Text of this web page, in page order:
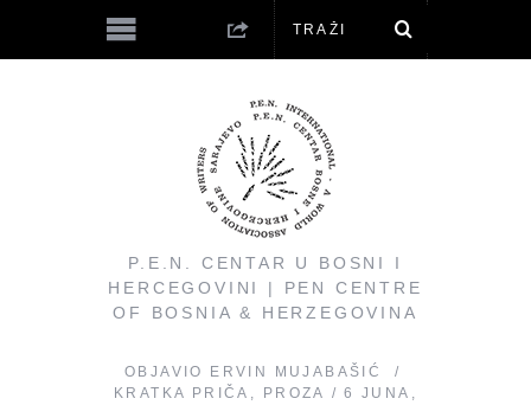
P.E.N. CENTAR U BOSNI I
HERCEGOVINI | PEN CENTRE
OF BOSNIA & HERZEGOVINA
OBJAVIO
ERVIN MUJABAŠIĆ
KRATKA PRIČA , PROZA
6 JUNA,